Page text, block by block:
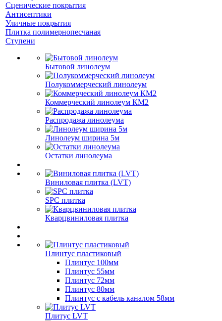
Сценические покрытия
Антисептики
Уличные покрытия
Плитка полимернопесчаная
Ступени
Бытовой линолеум
Полукоммерческий линолеум
Коммерческий линолеум КМ2
Распродажа линолеума
Линолеум ширина 5м
Остатки линолеума
Виниловая плитка (LVT)
SPC плитка
Кварцвиниловая плитка
Плинтус пластиковый
Плинтус 100мм
Плинтус 55мм
Плинтус 72мм
Плинтус 80мм
Плинтус с кабель каналом 58мм
Плитус LVT